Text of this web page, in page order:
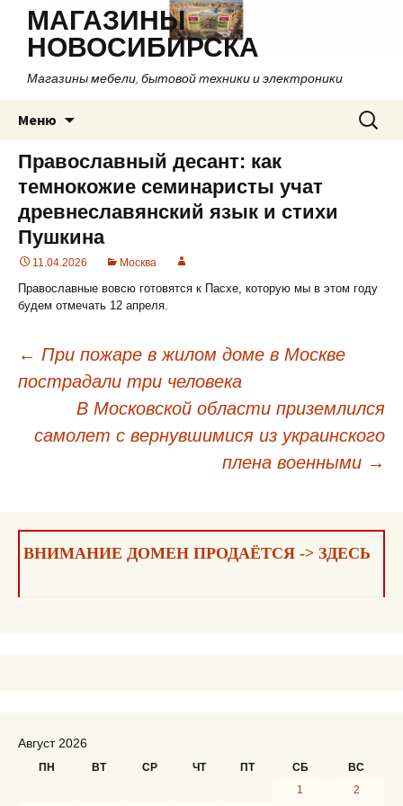
МАГАЗИНЫ
НОВОСИБИРСКА
Магазины мебели, бытовой техники и электроники
Меню
содержимому
Найти:
Православный десант: как
темнокожие семинаристы учат
древнеславянский язык и стихи
Пушкина
11.04.2026 Москва
Православные вовсю готовятся к Пасхе, которую мы в этом году
будем отмечать 12 апреля.
Навигация
записям
← При пожаре в жилом доме в Москве
пострадали три человека
В Московской области приземлился
самолет с вернувшимися из украинского
плена военными →
ВНИМАНИЕ ДОМЕН ПРОДАЁТСЯ -> ЗДЕСЬ
Август 2026
ПН ВТ СР ЧТ ПТ СБ
ВС
1
2